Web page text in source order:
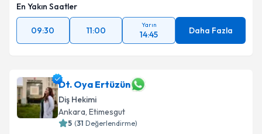
En Yakın Saatler
09:30 11:00
Yarın
14:45 Daha Fazla
Dt. Oya Ertüzün
Diş Hekimi
Ankara, Etimesgut
5 (31 Değerlendirme)